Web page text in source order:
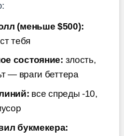
(меньше $500):
тебя
состояние: злость,
— враги беттера
все спреды -10,
букмекера: